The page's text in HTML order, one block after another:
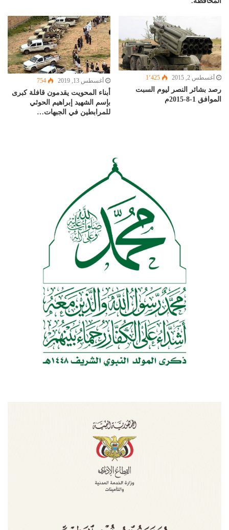
أغسطس 2, 2015 1٬425
رصد بشائر النصر ليوم السبت
الموافق 1-8-2015م
أغسطس 13, 2019 754
أبناء المحويت يقدمون قافلة كبرى
بإسم الشهيد إبراهيم الحوثي
للمرابطين في الجبهات…